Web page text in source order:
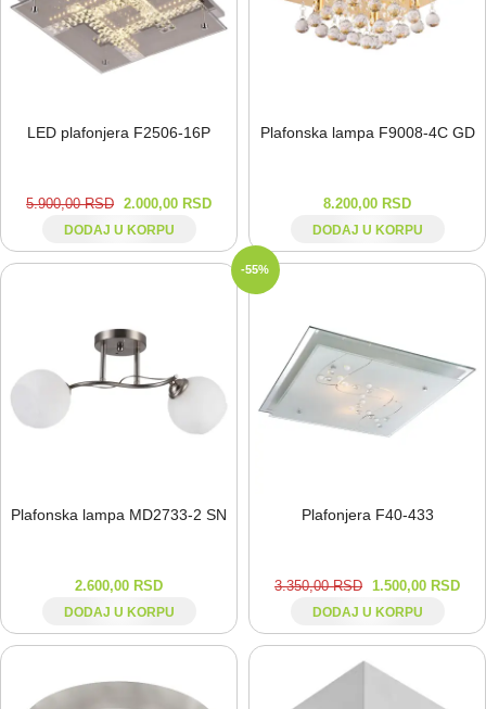
LED plafonjera F2506-⁠16P
5.900,00RSD 2.000,00 RSD
DODAJ U KORPU
Plafonska lampa F9008-⁠4C GD
8.200,00 RSD
DODAJ U KORPU
Plafonska lampa MD2733-⁠2 SN
2.600,00 RSD
DODAJ U KORPU
-55%
Plafonjera F40-⁠433
3.350,00RSD 1.500,00 RSD
DODAJ U KORPU